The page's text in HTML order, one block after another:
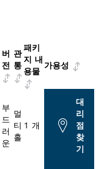
버
전
관
통
패키
지 내
용물
가용성
부
드
러
운
멀
티
홀
1 개
대
리
점
찾
기